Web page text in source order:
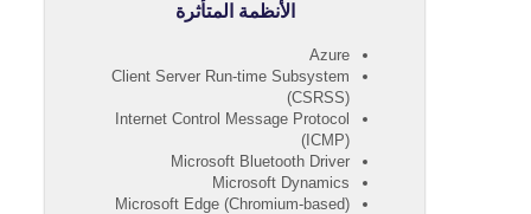
الأنظمة المتأثرة
Azure
Client Server Run-time Subsystem
(CSRSS)
Internet Control Message Protocol
(ICMP)
Microsoft Bluetooth Driver
Microsoft Dynamics
Microsoft Edge (Chromium-based)